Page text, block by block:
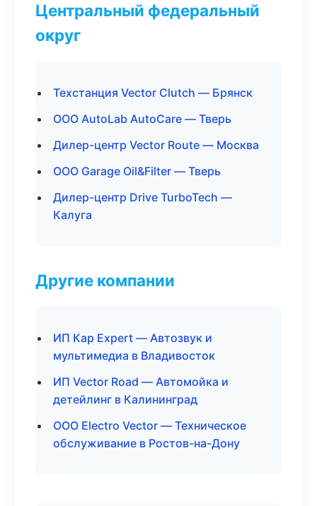
Центральный федеральный
округ
Техстанция Vector Clutch — Брянск
ООО AutoLab AutoCare — Тверь
Дилер-центр Vector Route — Москва
ООО Garage Oil&Filter — Тверь
Дилер-центр Drive TurboTech —
Калуга
Другие компании
ИП Кар Expert — Автозвук и
мультимедиа в Владивосток
ИП Vector Road — Автомойка и
детейлинг в Калининград
ООО Electro Vector — Техническое
обслуживание в Ростов-на-Дону